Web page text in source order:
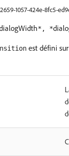
1057-424e-8fc5-
*, *
est défini sur